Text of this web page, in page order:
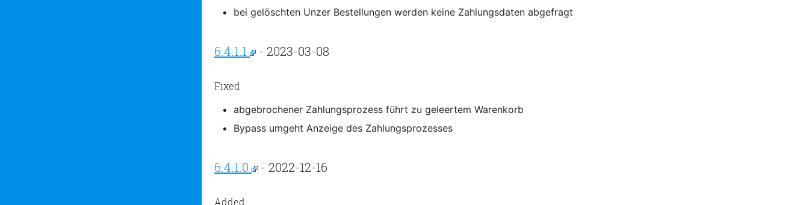
bei gelöschten Unzer Bestellungen werden keine Zahlungsdaten abgefragt
6.4.1.1 - 2023-03-08
Fixed
abgebrochener Zahlungsprozess führt zu geleertem Warenkorb
Bypass umgeht Anzeige des Zahlungsprozesses
6.4.1.0 - 2022-12-16
Added